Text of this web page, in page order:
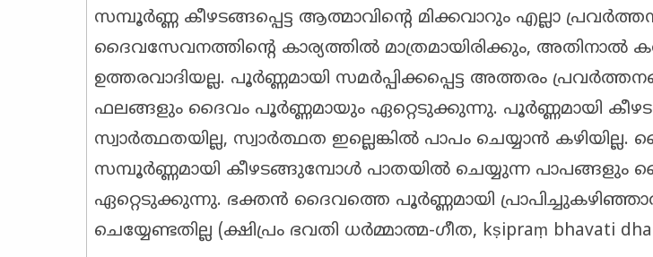
സമ്പൂർണ്ണ കീഴടങ്ങപ്പെട്ട ആത്മാവിന്റെ മിക്കവാറും എല്ലാ
ദൈവസേവനത്തിന്റെ കാര്യത്തിൽ മാത്രമായിരിക്കും, അതിനാൽ
ഉത്തരവാദിയല്ല. പൂർണ്ണമായി സമർപ്പിക്കപ്പെട്ട അത്തരം
ഫലങ്ങളും ദൈവം പൂർണ്ണമായും ഏറ്റെടുക്കുന്നു. പൂർണ്ണമായി
സ്വാർത്ഥതയില്ല, സ്വാർത്ഥത ഇല്ലെങ്കിൽ പാപം ചെയ്യാൻ
സമ്പൂർണ്ണമായി കീഴടങ്ങുമ്പോൾ പാതയിൽ ചെയ്യുന്ന പാപങ്ങളും
ഏറ്റെടുക്കുന്നു. ഭക്തൻ ദൈവത്തെ പൂർണ്ണമായി
ചെയ്യേണ്ടതില്ല (ക്ഷിപ്രം ഭവതി ധർമ്മാത്മ-ഗീത, kṣipraṃ bhavati